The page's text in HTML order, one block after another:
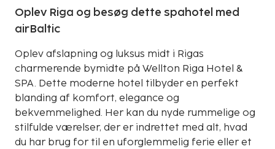
Oplev Riga og besøg dette spahotel med
airBaltic
Oplev afslapning og luksus midt i Rigas
charmerende bymidte på Wellton Riga Hotel &
SPA. Dette moderne hotel tilbyder en perfekt
blanding af komfort, elegance og
bekvemmelighed. Her kan du nyde rummelige og
stilfulde værelser, der er indrettet med alt, hvad
du har brug for til en uforglemmelig ferie eller et